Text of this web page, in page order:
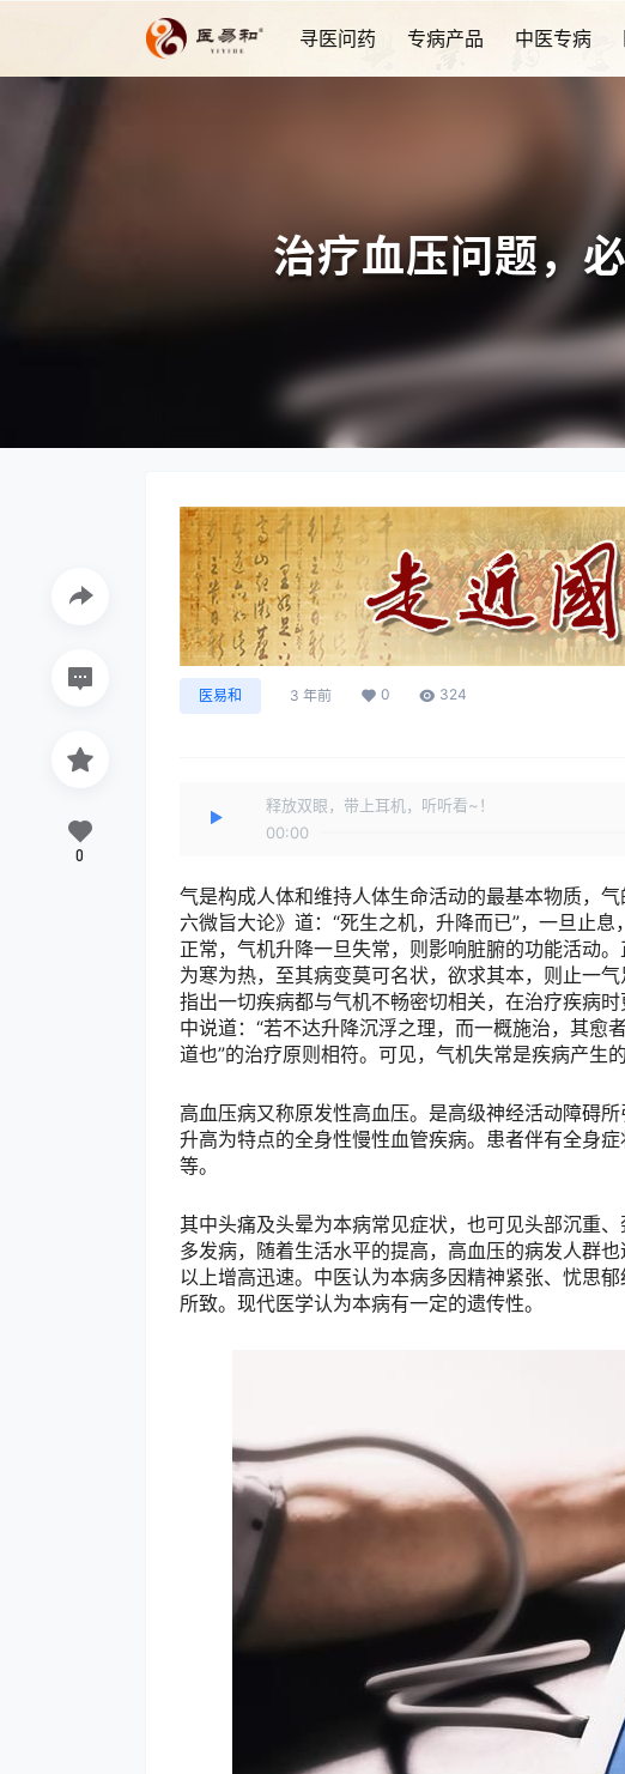
寻医问药 专病产品 中医专病
治疗血压问题，
医易和 3 年前 0 324
释放双眼，带上耳机，听听看~！
00:00
气是构成人体和维持人体生命活动的最基本物质，
六微旨大论》道：“死生之机，升降而已”，一旦止
正常，气机升降一旦失常，则影响脏腑的功能活动
为寒为热，至其病变莫可名状，欲求其本，则止一
指出一切疾病都与气机不畅密切相关，在治疗疾病
中说道：“若不达升降沉浮之理，而一概施治，其愈
道也”的治疗原则相符。可见，气机失常是疾病产生
高血压病又称原发性高血压。是高级神经活动障碍
升高为特点的全身性慢性血管疾病。患者伴有全身
等。
其中头痛及头晕为本病常见症状，也可见头部沉重
多发病，随着生活水平的提高，高血压的病发人群
以上增高迅速。中医认为本病多因精神紧张、忧思
所致。现代医学认为本病有一定的遗传性。
0